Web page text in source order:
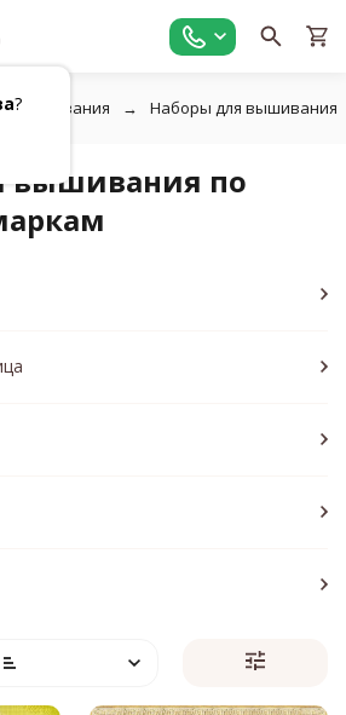
?вышивания Наборы для вышивания
вышивания по